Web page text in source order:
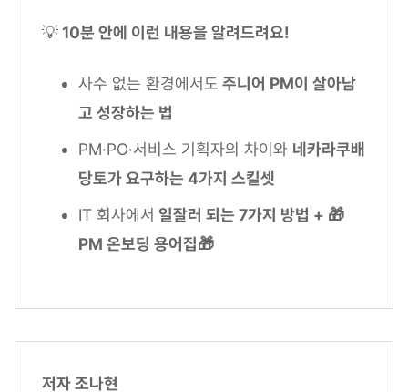
💡10분 안에 이런 내용을 알려드려요!
사수 없는 환경에서도 주니어 PM이 살아남
고 성장하는 법
PM·PO·서비스 기획자의 차이와 네카라쿠배
당토가 요구하는 4가지 스킬셋
IT 회사에서 일잘러 되는 7가지 방법 + 🎁
PM 온보딩 용어집🎁
저자 조나현